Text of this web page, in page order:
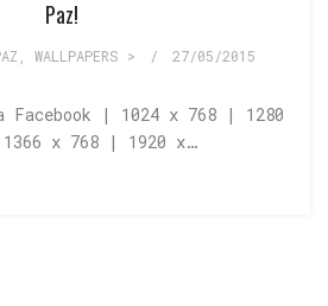
Paz!
WALLPAPERS > / 27/05/2015
Facebook | 1024 x 768 | 1280
x 768 | 1920 x…